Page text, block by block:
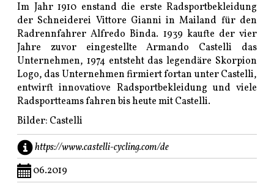
Im Jahr 1910 enstand die erste Radsportbekleidung
der Schneiderei Vittore Gianni in Mailand für den
Radrennfahrer Alfredo Binda. 1939 kaufte der vier
Jahre zuvor eingestellte Armando Castelli das
Unternehmen, 1974 entsteht das legendäre Skorpion
Logo, das Unternehmen firmiert fortan unter Castelli,
entwirft innovatiove Radsportbekleidung und viele
Radsportteams fahren bis heute mit Castelli.
Bilder: Castelli
https://www.castelli-cycling.com/de
06.2019